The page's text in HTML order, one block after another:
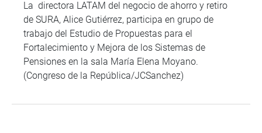
La directora LATAM del negocio de ahorro y retiro
de SURA, Alice Gutiérrez, participa en grupo de
trabajo del Estudio de Propuestas para el
Fortalecimiento y Mejora de los Sistemas de
Pensiones en la sala María Elena Moyano.
(Congreso de la República/JCSanchez)